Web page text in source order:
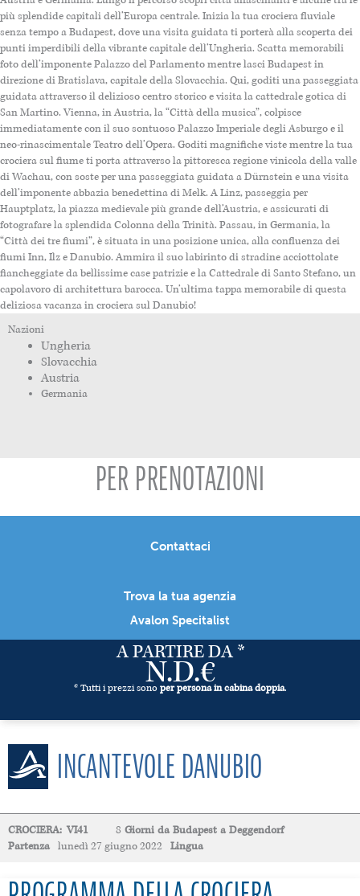
più splendide capitali dell’Europa centrale. Inizia la tua crociera fluviale
senza tempo a Budapest, dove una visita guidata ti porterà alla scoperta dei
punti imperdibili della vibrante capitale dell’Ungheria. Scatta memorabili
foto dell’imponente Palazzo del Parlamento mentre lasci Budapest in
direzione di Bratislava, capitale della Slovacchia. Qui, goditi una passeggiata
guidata attraverso il delizioso centro storico e visita la cattedrale gotica di
San Martino. Vienna, in Austria, la “Città della musica”, colpisce
immediatamente con il suo sontuoso Palazzo Imperiale degli Asburgo e il
neo-rinascimentale Teatro dell’Opera. Goditi magnifiche viste mentre la tua
crociera sul fiume ti porta attraverso la pittoresca regione vinicola della valle
di Wachau, con soste per una passeggiata guidata a Dürnstein e una visita
dell’imponente abbazia benedettina di Melk. A Linz, passeggia per
Hauptplatz, la piazza medievale più grande dell’Austria, e assicurati di
fotografare la splendida Colonna della Trinità. Passau, in Germania, la
“Città dei tre fiumi”, è situata in una posizione unica, alla confluenza dei
fiumi Inn, Ilz e Danubio. Ammira il suo labirinto di stradine acciottolate
fiancheggiate da bellissime case patrizie e la Cattedrale di Santo Stefano, un
capolavoro di architettura barocca. Un’ultima tappa memorabile di questa
deliziosa vacanza in crociera sul Danubio!
Nazioni
Ungheria
Slovacchia
Austria
Germania
PER PRENOTAZIONI
Contattaci
Trova la tua agenzia
Avalon Specitalist
A PARTIRE DA *
N.D.€
* Tutti i prezzi sono per persona in cabina doppia.
INCANTEVOLE DANUBIO
CROCIERA: VI41 8 Giorni da Budapest a Deggendorf
Partenza
lunedì 27 giugno 2022 Lingua